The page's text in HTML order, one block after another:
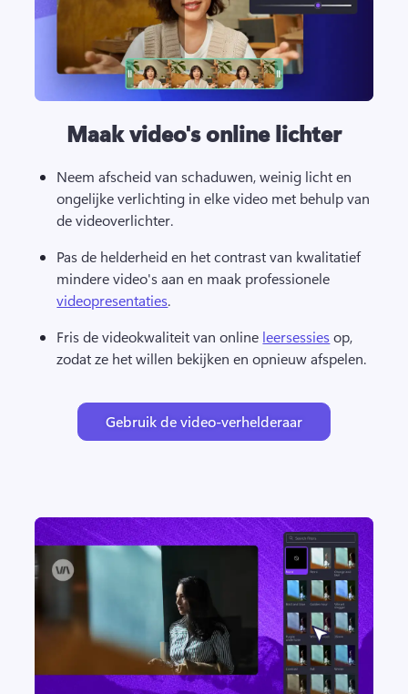
Maak video's online lichter
Neem afscheid van schaduwen, weinig licht en
ongelijke verlichting in elke video met behulp van
de videoverlichter.
Pas de helderheid en het contrast van kwalitatief
mindere video's aan en maak professionele
videopresentaties.
Fris de videokwaliteit van online leersessies op,
zodat ze het willen bekijken en opnieuw afspelen.
Gebruik de video-verhelderaar